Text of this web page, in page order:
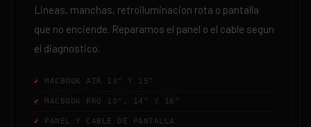
Lineas, manchas, retroiluminacion rota o pantalla
que no enciende. Reparamos el panel o el cable segun
el diagnostico.
MACBOOK AIR 13" Y 15"
MACBOOK PRO 13", 14" Y 16"
PANEL Y CABLE DE PANTALLA